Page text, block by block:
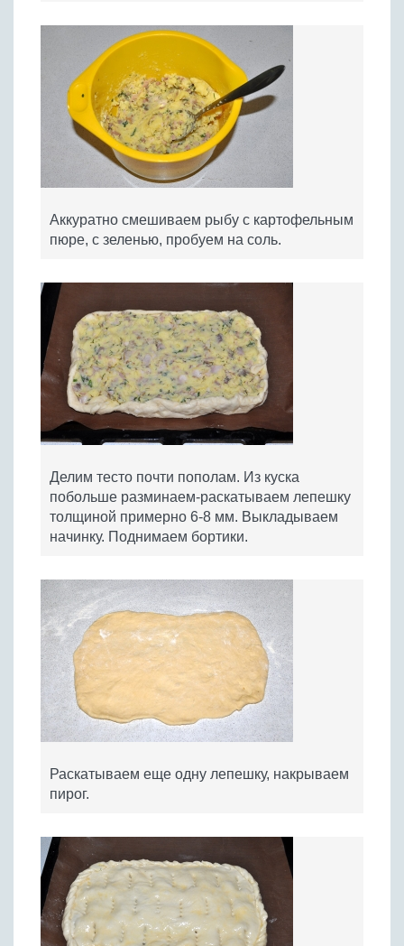
Аккуратно смешиваем рыбу с картофельным
пюре, с зеленью, пробуем на соль.
Делим тесто почти пополам. Из куска
побольше разминаем-раскатываем лепешку
толщиной примерно 6-8 мм. Выкладываем
начинку. Поднимаем бортики.
Раскатываем еще одну лепешку, накрываем
пирог.